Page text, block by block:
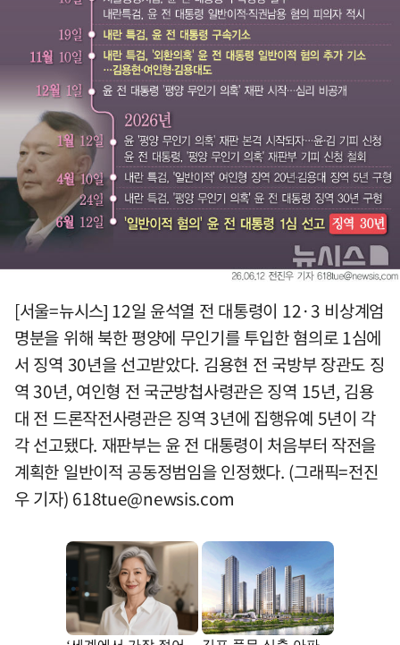
[서울=뉴시스] 12일 윤석열 전 대통령이 12·3 비상계엄
명분을 위해 북한 평양에 무인기를 투입한 혐의로 1심에
서 징역 30년을 선고받았다. 김용현 전 국방부 장관도 징
역 30년, 여인형 전 국군방첩사령관은 징역 15년, 김용
대 전 드론작전사령관은 징역 3년에 집행유예 5년이 각
각 선고됐다. 재판부는 윤 전 대통령이 처음부터 작전을
계획한 일반이적 공동정범임을 인정했다. (그래픽=전진
우 기자) 618tue@newsis.com